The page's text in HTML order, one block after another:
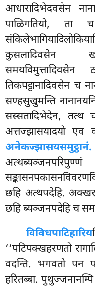
आधारादिभेदवसेन
पाळिगतियो, ता च
कुसलादिवसेन
समयविमुत्तादिवसेन
तिकपट्ठानादिवसेन च
सण्हसुखुमन्ति
सस्सतादिभेदेन, तत्थ
अत्तज्झासयादयो एव
छहि अत्थपदेहि,
छहि ब्यञ्जनपदेहि च
विविधपाटिहारिय
‘‘पटिपक्खहरणतो
वदन्ति. भगवतो पन
हरितब्बा.